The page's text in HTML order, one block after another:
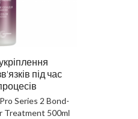
під час
Series 2 Bond-
Treatment 500ml